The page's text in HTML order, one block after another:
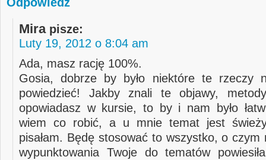
Odpowiedz
Mira pisze:
Luty 19, 2012 o 8:04 am
Ada, masz rację 100%.
Gosia, dobrze by było niektóre te rzeczy
powiedzieć! Jakby znali te objawy,
opowiadasz w kursie, to by i nam było
wiem co robić, a u mnie temat jest
pisałam. Będę stosować to wszystko, o czym
wypunktowania Twoje do tematów